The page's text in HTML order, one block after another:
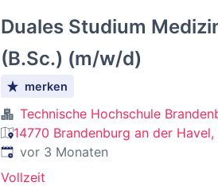
Duales Studium
(B.Sc.) (m/w/d)
merken
Technische Hochschule
14770 Brandenburg an der
Veröffentlicht:
vor 3 Monaten
Vollzeit